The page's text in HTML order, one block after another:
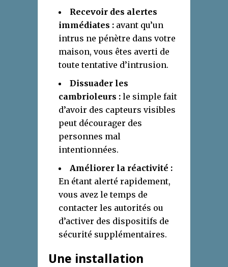
Recevoir des alertes
immédiates : avant qu’un
intrus ne pénètre dans votre
maison, vous êtes averti de
toute tentative d’intrusion.
Dissuader les
cambrioleurs : le simple fait
d’avoir des capteurs visibles
peut décourager des
personnes mal
intentionnées.
Améliorer la réactivité :
En étant alerté rapidement,
vous avez le temps de
contacter les autorités ou
d’activer des dispositifs de
sécurité supplémentaires.
Une installation